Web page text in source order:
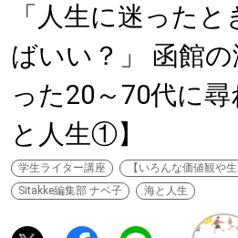
CATEGORY カテゴリー
食べる
出かける
暮らす
「人生に迷った
ばいい？」 函館
った20～70代に
と人生①】
学生ライター講座 【いろんな価値観や
Sitakke編集部 ナベ子
海と人生